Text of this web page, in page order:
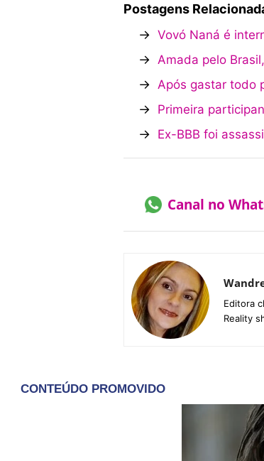
Postagens
→ Vovó Naná é
→ Amada pelo
→ Após gastar todo
→ Primeira
→ Ex-BBB foi
Canal no
Editora
Reality